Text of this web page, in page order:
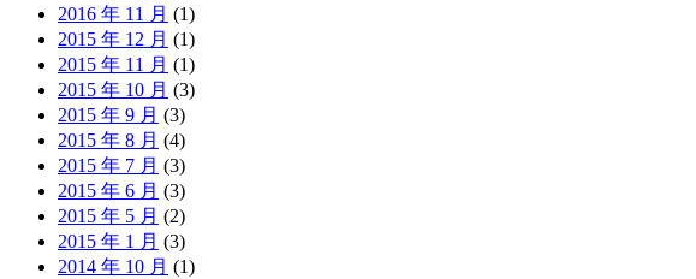
2016 年 11 月 (1)
2015 年 12 月 (1)
2015 年 11 月 (1)
2015 年 10 月 (3)
2015 年 9 月 (3)
2015 年 8 月 (4)
2015 年 7 月 (3)
2015 年 6 月 (3)
2015 年 5 月 (2)
2015 年 1 月 (3)
2014 年 10 月 (1)